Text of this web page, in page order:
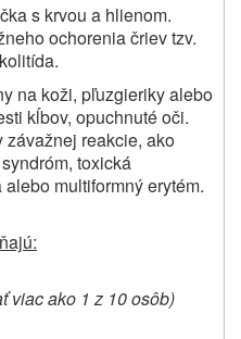
s krvou a hlienom.
ochorenia čriev tzv.
na koži, pľuzgieriky alebo
kĺbov, opuchnuté oči.
závažnej reakcie, ako
toxická
multiformný erytém.
viac ako 1 z 10 osôb)